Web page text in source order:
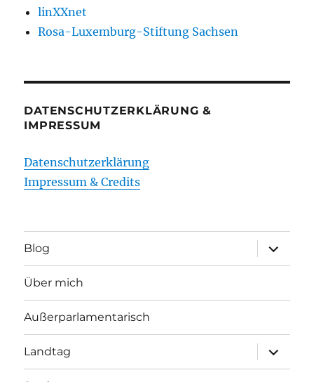
linXXnet
Rosa-Luxemburg-Stiftung Sachsen
DATENSCHUTZERKLÄRUNG &
IMPRESSUM
Datenschutzerklärung
Impressum & Credits
Blog
öffnen
Über mich
Außerparlamentarisch
Landtag
öffnen